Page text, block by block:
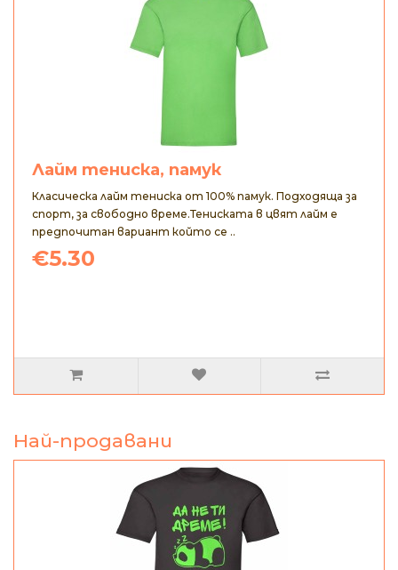
Лайм тениска, памук
Класическа лайм тениска от 100% памук. Подходяща за
спорт, за свободно време.Тениската в цвят лайм е
предпочитан вариант който се ..
€5.30
Най-продавани